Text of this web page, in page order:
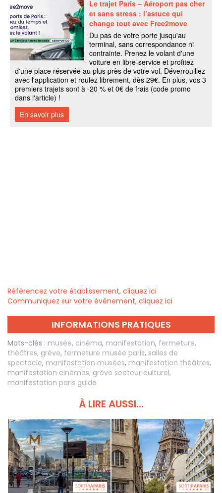
Référencez votre établissement, cliquez ici
Communiquez sur votre évènement, cliquez ici
INFORMATIONS PRATIQUES
Mots-clés : musée, cinéma, manifestation, fermeture,
théâtres, grève, fermeture musée paris, salles de
spectacle, manifestation musées, manifestation théâtres,
manifestation cinémas, grève secteur culturel,
manifestation paris guide
À LIRE AUSSI...